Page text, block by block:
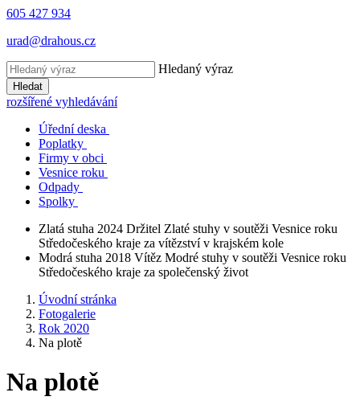
605 427 934
urad@drahous.cz
Hledaný výraz
Hledat
rozšířené vyhledávání
Úřední deska
Poplatky
Firmy v obci
Vesnice roku
Odpady
Spolky
Zlatá stuha 2024 Držitel Zlaté stuhy v soutěži Vesnice roku
Středočeského kraje za vítězství v krajském kole
Modrá stuha 2018 Vítěz Modré stuhy v soutěži Vesnice roku
Středočeského kraje za společenský život
Úvodní stránka
Fotogalerie
Rok 2020
Na plotě
Na plotě